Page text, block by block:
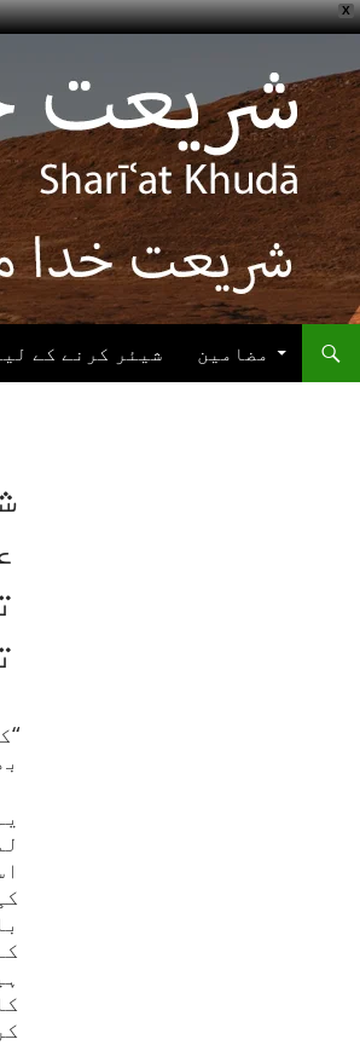
X
مواد
پر
جائیں
مضامین شیئر کرنے کے